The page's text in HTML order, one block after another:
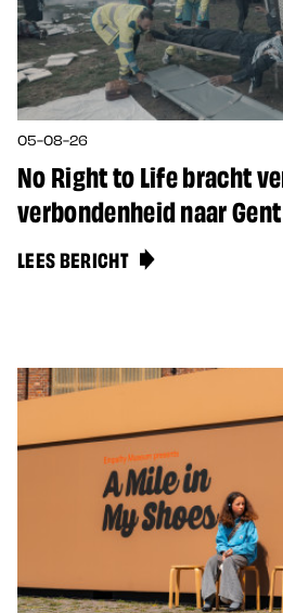
05-08-26
No Right to Life bracht
verbondenheid naar Gent
LEES BERICHT